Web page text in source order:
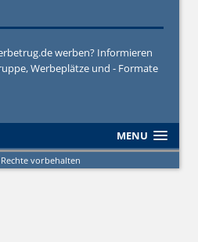
werben? Informieren
Werbeplätze und - Formate
MENU
vorbehalten